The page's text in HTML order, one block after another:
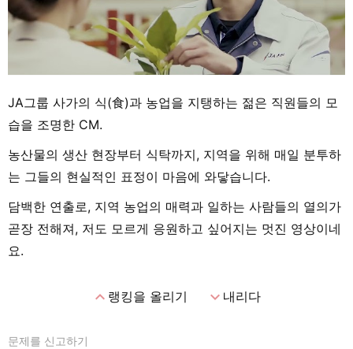
JA그룹 사가의 식(食)과 농업을 지탱하는 젊은 직원들의 모
습을 조명한 CM.
농산물의 생산 현장부터 식탁까지, 지역을 위해 매일 분투하
는 그들의 현실적인 표정이 마음에 와닿습니다.
담백한 연출로, 지역 농업의 매력과 일하는 사람들의 열의가
곧장 전해져, 저도 모르게 응원하고 싶어지는 멋진 영상이네
요.
expand_less랭킹을 올리기 expand_more내리다
문제를 신고하기